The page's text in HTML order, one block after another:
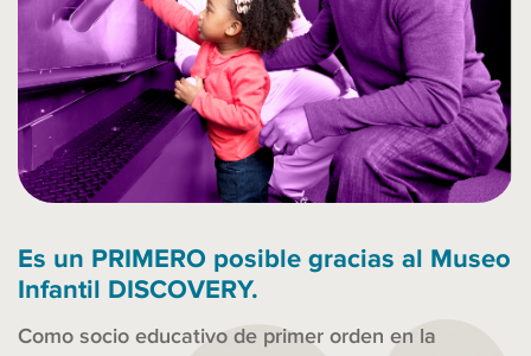
Es un PRIMERO posible gracias al Museo
Infantil DISCOVERY.
Como socio educativo de primer orden en la